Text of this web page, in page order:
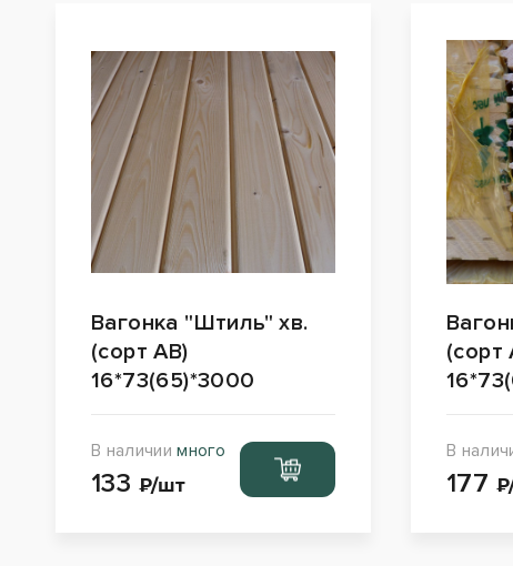
Вагонка "Штиль" хв.
(сорт АВ)
16*73(65)*3000
В наличиимного
133 ₽/шт
Перейти
в корзину
(сорт
В
177